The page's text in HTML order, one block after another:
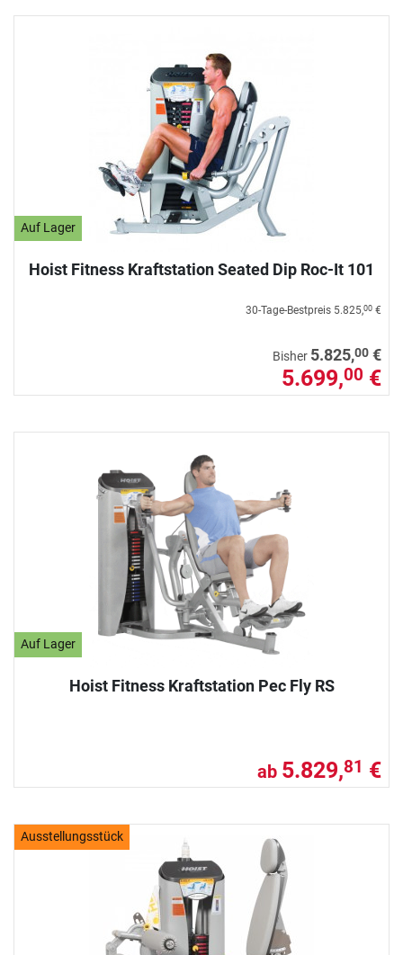
Auf Lager
Hoist Fitness Kraftstation Seated Dip Roc-It 101
30-Tage-Bestpreis 5.825,00 €
Bisher 5.825,00 €
5.699,00 €
Auf Lager
Hoist Fitness Kraftstation Pec Fly RS
ab 5.829,81 €
Ausstellungsstück